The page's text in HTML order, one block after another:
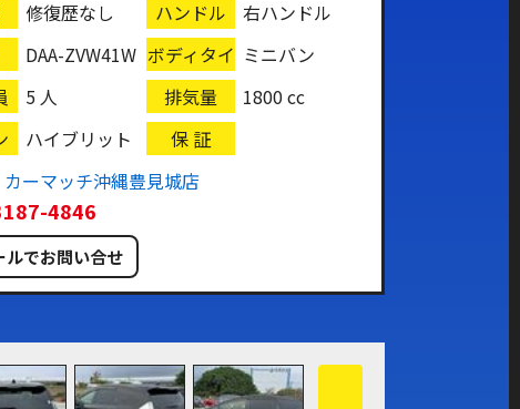
修復歴なし ハンドル
右ハンドル
DAA-ZVW41W ボディタイ
プ
ミニバン
5 人 排気量
1800 cc
ハイブリット
保 証
ーマッチ沖縄豊見城店
4846
ルでお問い合せ